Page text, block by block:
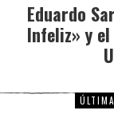
Eduardo
Infeliz» y